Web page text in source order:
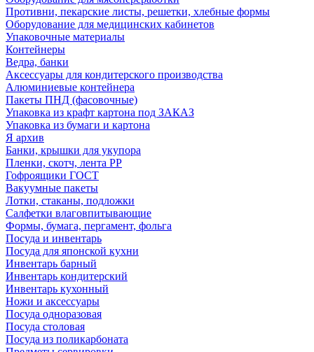
Противни, пекарские листы, решетки, хлебные формы
Оборудование для медицинских кабинетов
Упаковочные материалы
Контейнеры
Ведра, банки
Аксессуары для кондитерского производства
Алюминиевые контейнера
Пакеты ПНД (фасовочные)
Упаковка из крафт картона под ЗАКАЗ
Упаковка из бумаги и картона
Я архив
Банки, крышки для укупора
Пленки, скотч, лента РР
Гофроящики ГОСТ
Вакуумные пакеты
Лотки, стаканы, подложки
Салфетки влаговпитывающие
Формы, бумага, пергамент, фольга
Посуда и инвентарь
Посуда для японской кухни
Инвентарь барный
Инвентарь кондитерский
Инвентарь кухонный
Ножи и аксессуары
Посуда одноразовая
Посуда столовая
Посуда из поликарбоната